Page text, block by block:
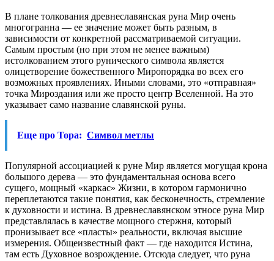
В плане толкования древнеславянская руна Мир очень
многогранна — ее значение может быть разным, в
зависимости от конкретной рассматриваемой ситуации.
Самым простым (но при этом не менее важным)
истолкованием этого рунического символа является
олицетворение божественного Миропорядка во всех его
возможных проявлениях. Иными словами, это «отправная»
точка Мироздания или же просто центр Вселенной. На это
указывает само название славянской руны.
Еще про Тора: Символ метлы
Популярной ассоциацией к руне Мир является могущая крона
большого дерева — это фундаментальная основа всего
сущего, мощный «каркас» Жизни, в котором гармонично
переплетаются такие понятия, как бесконечность, стремление
к духовности и истина. В древнеславянском этносе руна Мир
представлялась в качестве мощного стержня, который
пронизывает все «пласты» реальности, включая высшие
измерения. Общеизвестный факт — где находится Истина,
там есть Духовное возрождение. Отсюда следует, что руна